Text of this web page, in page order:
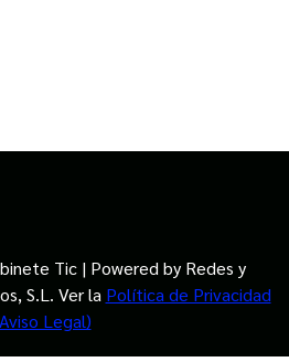
Tic | Powered by Redes y
S.L. Ver la Política de Privacidad
Legal)